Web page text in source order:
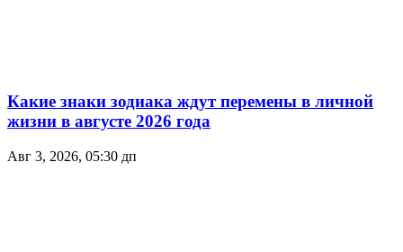
Какие знаки зодиака ждут перемены в личной
жизни в августе 2026 года
Авг 3, 2026, 05:30 дп